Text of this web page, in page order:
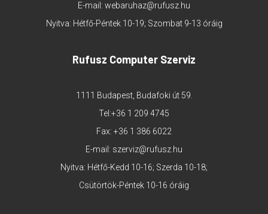
E-mail: webaruhaz@rufusz.hu
Nyitva: Hétfő-Péntek 10-19; Szombat 9-13 óráig
Rufusz Computer Szerviz
1111 Budapest, Budafoki út 59.
Tel:+36 1 209 4745
Fax: +36 1 386 6022
E-mail: szerviz@rufusz.hu
Nyitva: Hétfő-Kedd 10-16; Szerda 10-18;
Csütörtök-Péntek 10-16 óráig